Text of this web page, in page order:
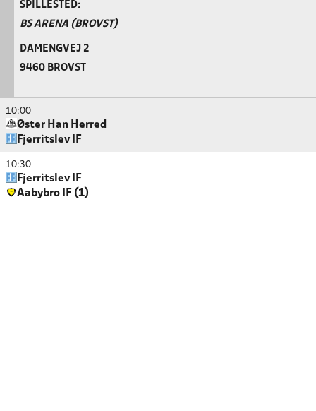
SPILLESTED:
BS ARENA (BROVST)
DAMENGVEJ 2
9460 BROVST
10:00
Øster Han Herred
Fjerritslev IF
10:30
Fjerritslev IF
Aabybro IF (1)